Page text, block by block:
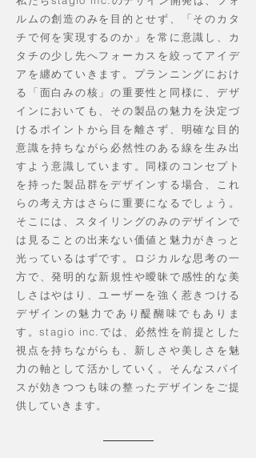
ルムの創造のみを目的とせず、「そのカタ
チで何を実現するのか」を常に意識し、カ
タチの少し先へフォーカスを絞ってアイデ
アを纏めていきます。プランニングにおけ
る「面白みの核」の重要性と同様に、デザ
インにおいても、その製品の魅力を決定づ
けるポイントから目を離さず、明確な目的
意識を持ちながら必然性のある線を生み出
すよう意識しています。同様のコンセプト
を持った製品群をデザインする場合、これ
らの考え方はさらに重要になるでしょう。
そこには、スタイリングのみのデザインで
は見ることの出来ない価値と魅力がきっと
光っているはずです。ロジカルな思考の一
方で、発明的な新規性や曖昧で感性的な美
しさはやはり、ユーザーを強く惹きつける
デザインの魅力であり醍醐味でもありま
す。stagio inc.では、必然性を前提とした
視点を持ちながらも、新しさや美しさを魅
力の軸として活かしていく。そんなスパイ
スが効きつつも味の整ったデザインをご提
供していきます。